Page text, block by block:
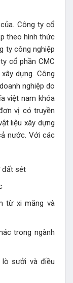
Công ty cổ
theo hình thức
ty công nghiệp
cổ phần CMC
dựng. Công
nghiệp do
việt nam khóa
vị có truyền
liệu xây dựng
nước. Với các
đất sét
từ xi măng và
trong ngành
sưởi và điều